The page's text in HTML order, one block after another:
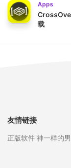
Apps
载
友情链接
正版软件 神一样的